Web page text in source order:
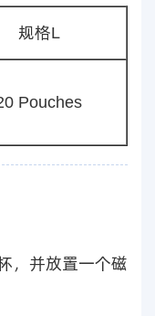
规格L
Pouches
，并放置一个磁